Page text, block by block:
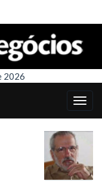
2026